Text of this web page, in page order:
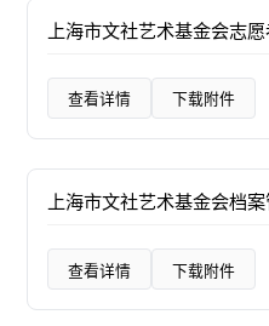
上海市文社艺术基金会志
查看详情 下载附件
上海市文社艺术基金会档
查看详情 下载附件